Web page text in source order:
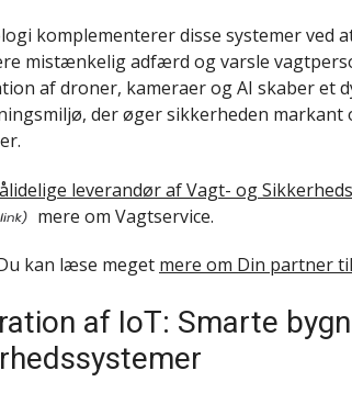
komplementerer disse systemer ved
mistænkelig adfærd og varsle
af droner, kameraer og AI skaber et
der øger sikkerheden
leverandør af Vagt- og
mere om Vagtservice.
kan læse meget mere om Din partner
af IoT: Smarte